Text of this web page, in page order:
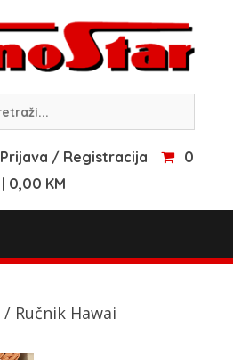
Prijava / Registracija
0
| 0,00 KM
/ Ručnik Hawai